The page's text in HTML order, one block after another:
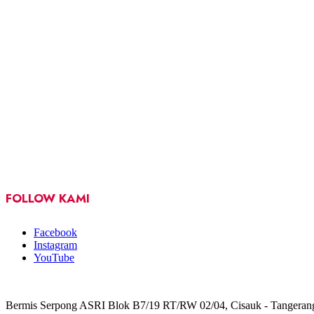
FOLLOW KAMI
Facebook
Instagram
YouTube
Bermis Serpong ASRI Blok B7/19 RT/RW 02/04, Cisauk -